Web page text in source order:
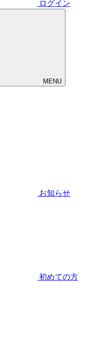
ログイン
MENU
お知らせ
初めての方